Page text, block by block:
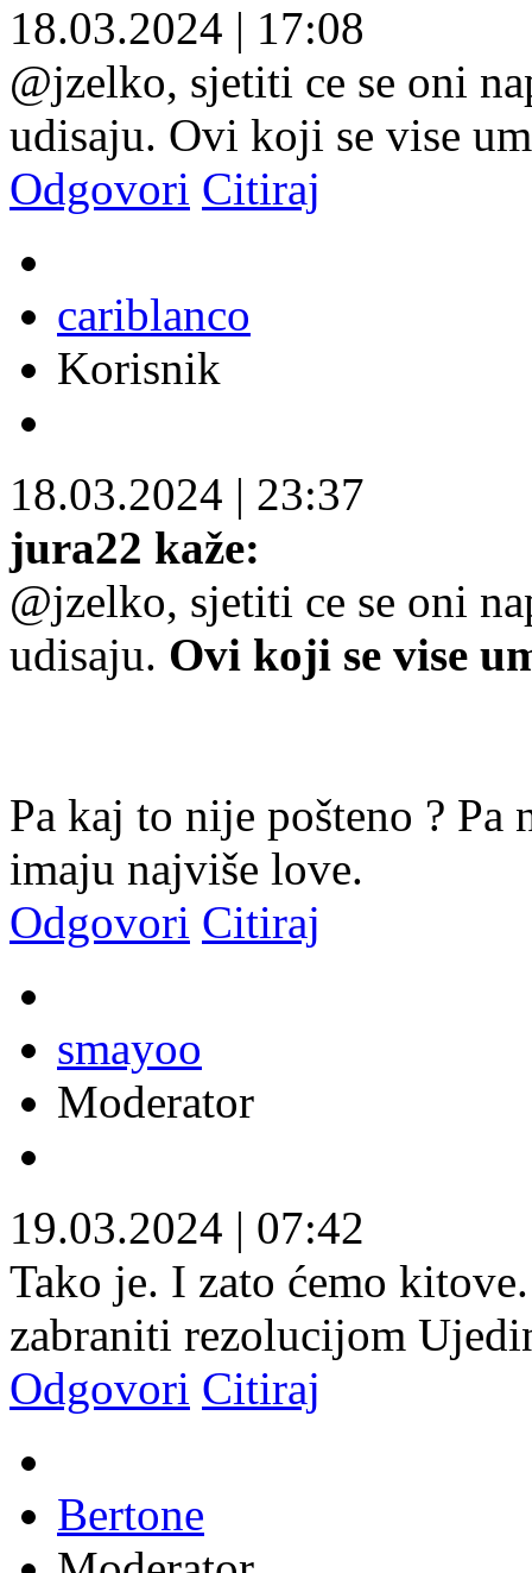
18.03.2024 | 17:08
@jzelko, sjetiti ce se oni
udisaju. Ovi koji se vise
Odgovori Citiraj
cariblanco
Korisnik
18.03.2024 | 23:37
jura22 kaže:
@jzelko, sjetiti ce se oni
udisaju. Ovi koji se vise
Pa kaj to nije pošteno ? Pa
imaju najviše love.
Odgovori Citiraj
smayoo
Moderator
19.03.2024 | 07:42
Tako je. I zato ćemo
zabraniti rezolucijom
Odgovori Citiraj
Bertone